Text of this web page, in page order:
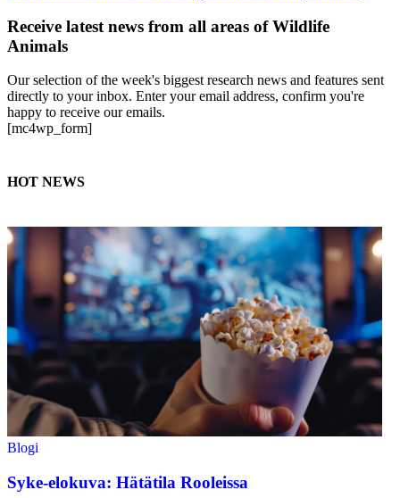
Receive latest news from all areas of Wildlife
Animals
Our selection of the week's biggest research news and features sent
directly to your inbox. Enter your email address, confirm you're
happy to receive our emails.
[mc4wp_form]
HOT NEWS
Blogi
Syke-elokuva: Hätätila Rooleissa